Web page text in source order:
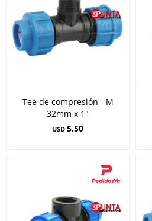
Tee de compresión - M
32mm x 1"
USD 5,50